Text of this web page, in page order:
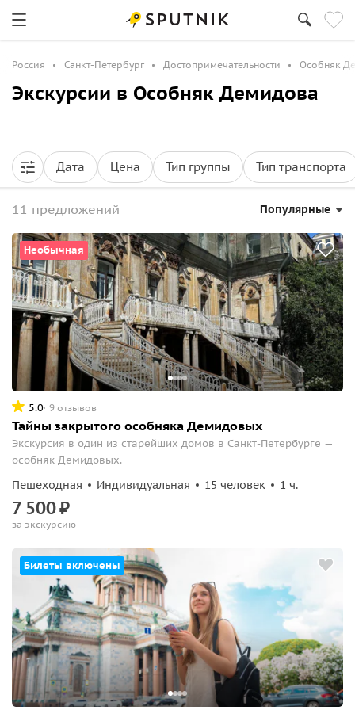
Россия Санкт-Петербург Достопримечательности Особняк
Экскурсии в Особняк Демидова
Дата Цена Тип группы Тип транспорта
11 предложений Популярные
Необычная
5.0 9 отзывов
Тайны закрытого особняка Демидовых
Экскурсия в один из старейших домов в Санкт-Петербурге —
особняк Демидовых.
Пешеходная Индивидуальная 15 человек 1 ч.
7 500₽
за экскурсию
Билеты включены